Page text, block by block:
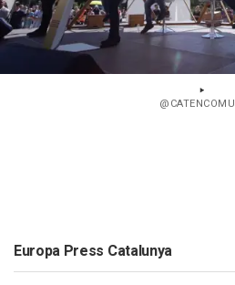
@CATENCOMU
Europa Press Catalunya